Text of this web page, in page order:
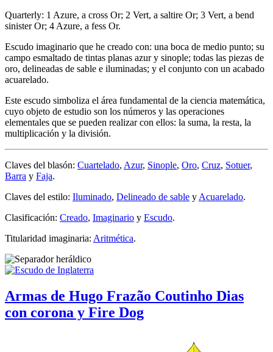
Quarterly: 1 Azure, a cross Or; 2 Vert, a saltire Or; 3 Vert, a bend
sinister Or; 4 Azure, a fess Or.
Escudo imaginario que he creado con: una boca de medio punto; su
campo esmaltado de tintas planas azur y sinople; todas las piezas de
oro, delineadas de sable e iluminadas; y el conjunto con un acabado
acuarelado.
Este escudo simboliza el área fundamental de la ciencia matemática,
cuyo objeto de estudio son los números y las operaciones
elementales que se pueden realizar con ellos: la suma, la resta, la
multiplicación y la división.
Claves del blasón: Cuartelado, Azur, Sinople, Oro, Cruz, Sotuer,
Barra y Faja.
Claves del estilo: Iluminado, Delineado de sable y Acuarelado.
Clasificación: Creado, Imaginario y Escudo.
Titularidad imaginaria: Aritmética.
Armas de Hugo Frazão Coutinho Dias
con corona y Fire Dog